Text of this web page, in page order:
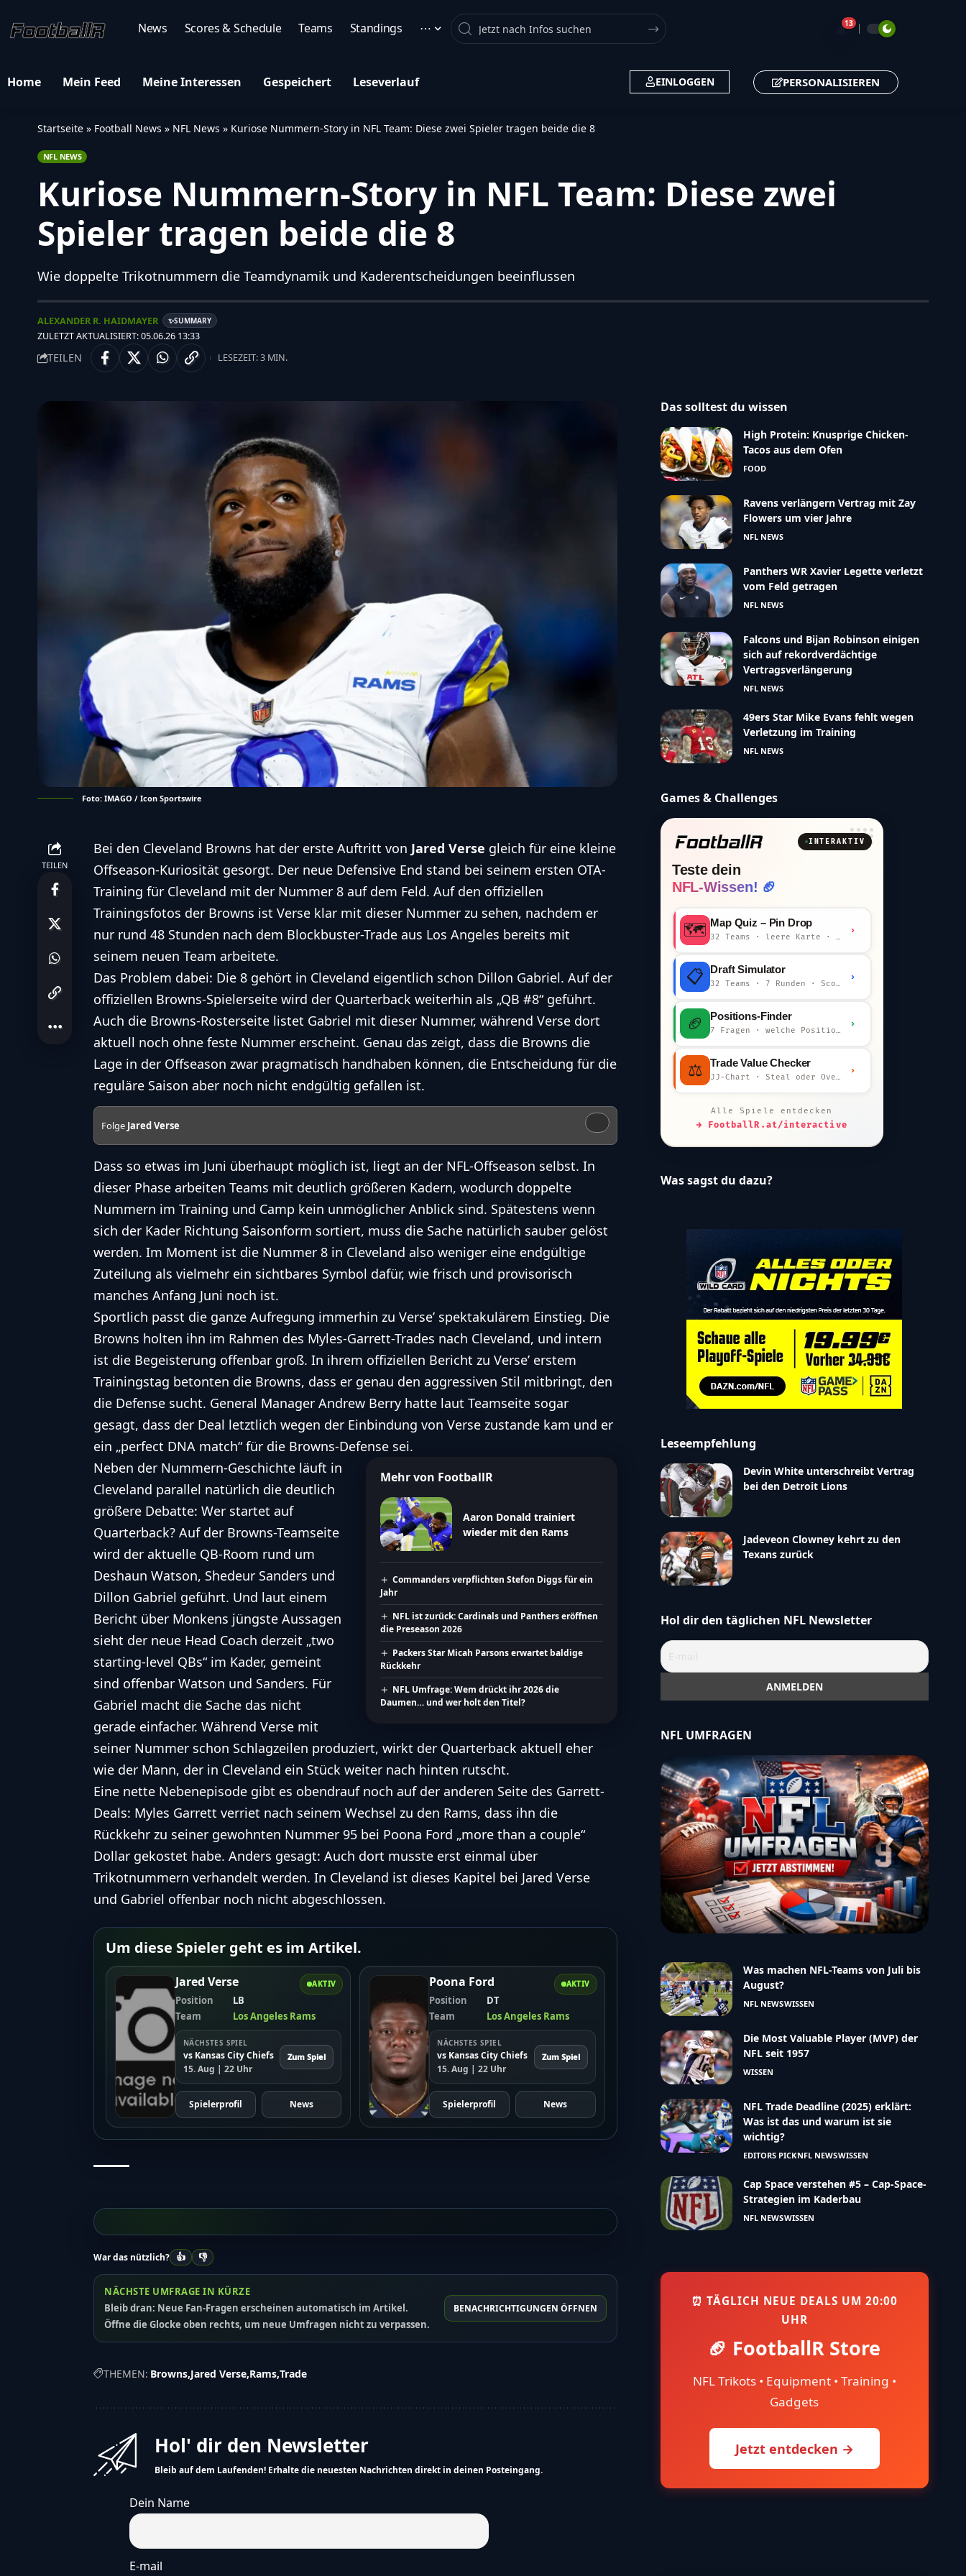
News Scores & Schedule Teams Standings ⋯ Search 🔔13
Home Mein Feed Meine Interessen Gespeichert Leseverlauf EINLOGGEN PERSONALISIEREN
Startseite » Football News » NFL News » Kuriose Nummern-Story in NFL Team: Diese zwei Spieler tragen beide die 8
NFL NEWS
Kuriose Nummern-Story in NFL Team: Diese zwei
Spieler tragen beide die 8
Wie doppelte Trikotnummern die Teamdynamik und Kaderentscheidungen beeinflussen
ZULETZT AKTUALISIERT: 05.06.26 13:33
ALEXANDER R. HAIDMAYER ✨SUMMARY
TEILEN LESEZEIT: 3 MIN.
Foto: IMAGO / Icon Sportswire
TEILEN
Bei den Cleveland Browns hat der erste Auftritt von Jared Verse gleich für eine kleine
Offseason-Kuriosität gesorgt. Der neue Defensive End stand bei seinem ersten OTA-
Training für Cleveland mit der Nummer 8 auf dem Feld. Auf den offiziellen
Trainingsfotos der Browns ist Verse klar mit dieser Nummer zu sehen, nachdem er
nur rund 48 Stunden nach dem Blockbuster-Trade aus Los Angeles bereits mit
seinem neuen Team arbeitete.
Das Problem dabei: Die 8 gehört in Cleveland eigentlich schon Dillon Gabriel. Auf der
offiziellen Browns-Spielerseite wird der Quarterback weiterhin als „QB #8“ geführt.
Auch die Browns-Rosterseite listet Gabriel mit dieser Nummer, während Verse dort
aktuell noch ohne feste Nummer erscheint. Genau das zeigt, dass die Browns die
Lage in der Offseason zwar pragmatisch handhaben können, die Entscheidung für die
reguläre Saison aber noch nicht endgültig gefallen ist.
Folge Jared Verse
Dass so etwas im Juni überhaupt möglich ist, liegt an der NFL-Offseason selbst. In
dieser Phase arbeiten Teams mit deutlich größeren Kadern, wodurch doppelte
Nummern im Training und Camp kein unmöglicher Anblick sind. Spätestens wenn
sich der Kader Richtung Saisonform sortiert, muss die Sache natürlich sauber gelöst
werden. Im Moment ist die Nummer 8 in Cleveland also weniger eine endgültige
Zuteilung als vielmehr ein sichtbares Symbol dafür, wie frisch und provisorisch
manches Anfang Juni noch ist.
Sportlich passt die ganze Aufregung immerhin zu Verse’ spektakulärem Einstieg. Die
Browns holten ihn im Rahmen des Myles-Garrett-Trades nach Cleveland, und intern
ist die Begeisterung offenbar groß. In ihrem offiziellen Bericht zu Verse’ erstem
Trainingstag betonten die Browns, dass er genau den aggressiven Stil mitbringt, den
die Defense sucht. General Manager Andrew Berry hatte laut Teamseite sogar
gesagt, dass der Deal letztlich wegen der Einbindung von Verse zustande kam und er
ein „perfect DNA match“ für die Browns-Defense sei.
Mehr von FootballR
Aaron Donald trainiert
wieder mit den Rams
Commanders verpflichten Stefon Diggs für ein
Jahr
NFL ist zurück: Cardinals und Panthers eröffnen
die Preseason 2026
Packers Star Micah Parsons erwartet baldige
Rückkehr
NFL Umfrage: Wem drückt ihr 2026 die
Daumen… und wer holt den Titel?
Neben der Nummern-Geschichte läuft in
Cleveland parallel natürlich die deutlich
größere Debatte: Wer startet auf
Quarterback? Auf der Browns-Teamseite
wird der aktuelle QB-Room rund um
Deshaun Watson, Shedeur Sanders und
Dillon Gabriel geführt. Und laut einem
Bericht über Monkens jüngste Aussagen
sieht der neue Head Coach derzeit „two
starting-level QBs“ im Kader, gemeint
sind offenbar Watson und Sanders. Für
Gabriel macht die Sache das nicht
gerade einfacher. Während Verse mit
seiner Nummer schon Schlagzeilen produziert, wirkt der Quarterback aktuell eher
wie der Mann, der in Cleveland ein Stück weiter nach hinten rutscht.
Eine nette Nebenepisode gibt es obendrauf noch auf der anderen Seite des Garrett-
Deals: Myles Garrett verriet nach seinem Wechsel zu den Rams, dass ihn die
Rückkehr zu seiner gewohnten Nummer 95 bei Poona Ford „more than a couple“
Dollar gekostet habe. Anders gesagt: Auch dort musste erst einmal über
Trikotnummern verhandelt werden. In Cleveland ist dieses Kapitel bei Jared Verse
und Gabriel offenbar noch nicht abgeschlossen.
Um diese Spieler geht es im Artikel.
AKTIV
Jared Verse
Position
LB
Team
Los Angeles Rams
NÄCHSTES SPIEL
vs Kansas City Chiefs
15. Aug | 22 Uhr
Zum Spiel
Spielerprofil News
AKTIV
Poona Ford
Position
DT
Team
Los Angeles Rams
NÄCHSTES SPIEL
vs Kansas City Chiefs
15. Aug | 22 Uhr
Zum Spiel
Spielerprofil News
War das nützlich? 👍 👎
NÄCHSTE UMFRAGE IN KÜRZE
Bleib dran: Neue Fan-Fragen erscheinen automatisch im Artikel.
Öffne die Glocke oben rechts, um neue Umfragen nicht zu verpassen.
BENACHRICHTIGUNGEN ÖFFNEN
THEMEN: Browns Jared Verse Rams Trade
Hol' dir den Newsletter
Bleib auf dem Laufenden! Erhalte die neuesten Nachrichten direkt in deinen Posteingang.
Dein Name
E-mail
Das solltest du wissen
High Protein: Knusprige Chicken-
Tacos aus dem Ofen
FOOD
Ravens verlängern Vertrag mit Zay
Flowers um vier Jahre
NFL NEWS
Panthers WR Xavier Legette verletzt
vom Feld getragen
NFL NEWS
Falcons und Bijan Robinson einigen
sich auf rekordverdächtige
Vertragsverlängerung
NFL NEWS
49ers Star Mike Evans fehlt wegen
Verletzung im Training
NFL NEWS
Games & Challenges
INTERAKTIV
Teste dein
NFL-Wissen! 🏈
🗺️ Map Quiz – Pin Drop
32 Teams · leere Karte · km-Wertung
›
📋 Draft Simulator
32 Teams · 7 Runden · Scout-Kommentar
›
🏈 Positions-Finder
7 Fragen · welche Position bist du?
›
⚖️ Trade Value Checker
JJ-Chart · Steal oder Overpay?
›
Alle Spiele entdecken
→ FootballR.at/interactive
Was sagst du dazu?
Leseempfehlung
Devin White unterschreibt Vertrag
bei den Detroit Lions
Jadeveon Clowney kehrt zu den
Texans zurück
Hol dir den täglichen NFL Newsletter
NFL UMFRAGEN
Was machen NFL-Teams von Juli bis
August?
NFL NEWSWISSEN
Die Most Valuable Player (MVP) der
NFL seit 1957
WISSEN
NFL Trade Deadline (2025) erklärt:
Was ist das und warum ist sie
wichtig?
EDITORS PICKNFL NEWSWISSEN
Cap Space verstehen #5 – Cap-Space-
Strategien im Kaderbau
NFL NEWSWISSEN
⏰ TÄGLICH NEUE DEALS UM 20:00
UHR
🏈 FootballR Store
NFL Trikots • Equipment • Training •
Gadgets
Jetzt entdecken →